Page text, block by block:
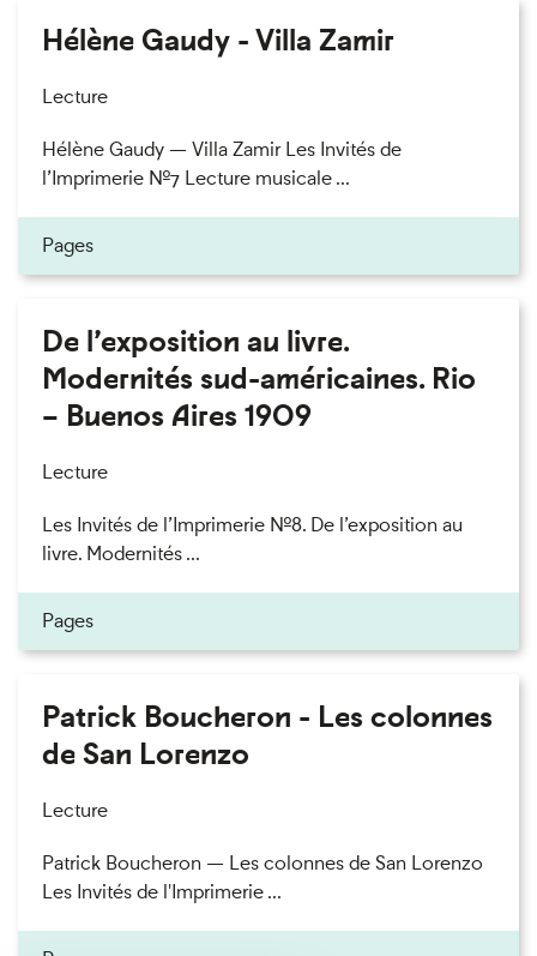
Hélène Gaudy - Villa Zamir
Lecture
Hélène Gaudy — Villa Zamir Les Invités de
l’Imprimerie n°7 Lecture musicale ...
Pages
De l’exposition au livre.
Modernités sud-américaines. Rio
– Buenos Aires 1909
Lecture
Les Invités de l’Imprimerie n°8. De l’exposition au
livre. Modernités ...
Pages
Patrick Boucheron - Les colonnes
de San Lorenzo
Lecture
Patrick Boucheron — Les colonnes de San Lorenzo
Les Invités de l'Imprimerie ...